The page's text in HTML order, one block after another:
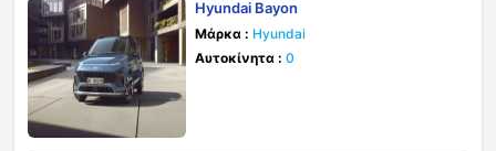
Hyundai Bayon
Μάρκα : Hyundai
Αυτοκίνητα : 0